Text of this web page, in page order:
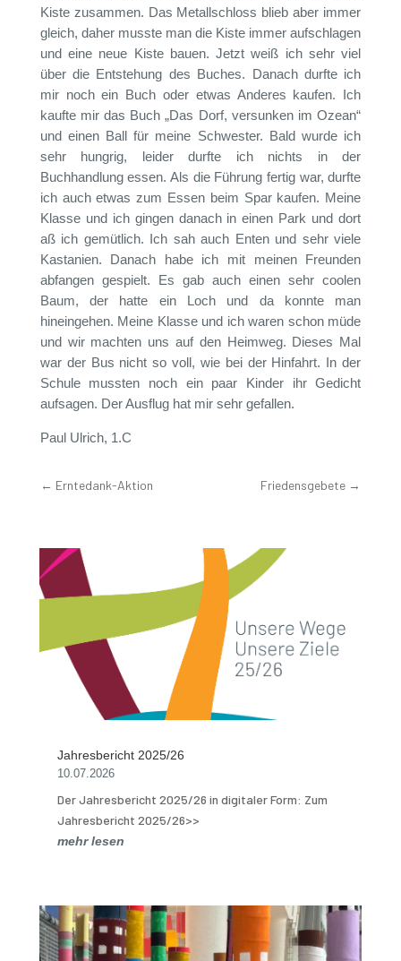
Kiste zusammen. Das Metallschloss blieb aber immer
gleich, daher musste man die Kiste immer aufschlagen
und eine neue Kiste bauen. Jetzt weiß ich sehr viel
über die Entstehung des Buches. Danach durfte ich
mir noch ein Buch oder etwas Anderes kaufen. Ich
kaufte mir das Buch „Das Dorf, versunken im Ozean“
und einen Ball für meine Schwester. Bald wurde ich
sehr hungrig, leider durfte ich nichts in der
Buchhandlung essen. Als die Führung fertig war, durfte
ich auch etwas zum Essen beim Spar kaufen. Meine
Klasse und ich gingen danach in einen Park und dort
aß ich gemütlich. Ich sah auch Enten und sehr viele
Kastanien. Danach habe ich mit meinen Freunden
abfangen gespielt. Es gab auch einen sehr coolen
Baum, der hatte ein Loch und da konnte man
hineingehen. Meine Klasse und ich waren schon müde
und wir machten uns auf den Heimweg. Dieses Mal
war der Bus nicht so voll, wie bei der Hinfahrt. In der
Schule mussten noch ein paar Kinder ihr Gedicht
aufsagen. Der Ausflug hat mir sehr gefallen.
Paul Ulrich, 1.C
← Erntedank-Aktion Friedensgebete →
Jahresbericht 2025/26
10.07.2026
Der Jahresbericht 2025/26 in digitaler Form: Zum
Jahresbericht 2025/26>>
mehr lesen